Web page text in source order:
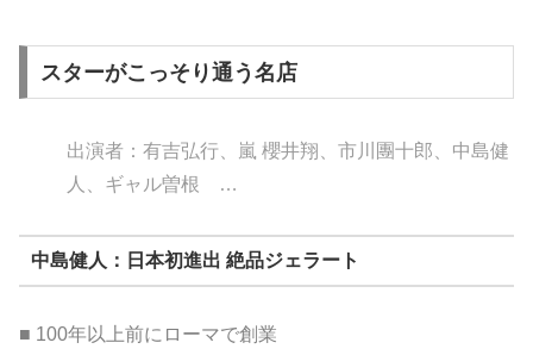
スターがこっそり通う名店
出演者：有吉弘行、嵐 櫻井翔、市川團十郎、中島健
人、ギャル曽根 …
中島健人：日本初進出 絶品ジェラート
■ 100年以上前にローマで創業